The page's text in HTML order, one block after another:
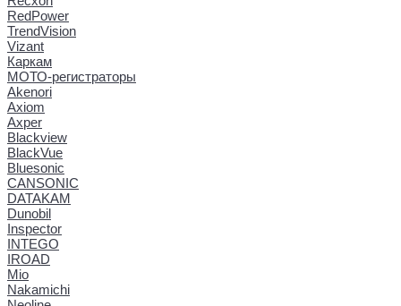
RedPower
TrendVision
Vizant
Каркам
МОТО-регистраторы
Akenori
Axiom
Axper
Blackview
BlackVue
Bluesonic
CANSONIC
DATAKAM
Dunobil
Inspector
INTEGO
IROAD
Mio
Nakamichi